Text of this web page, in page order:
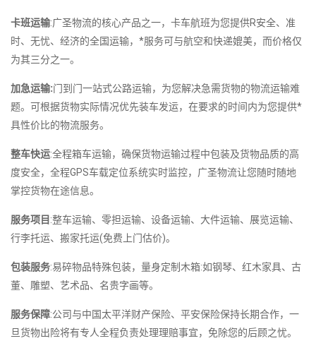
卡班运输:广圣物流的核心产品之一，卡车航班为您提供R安全、准
时、无忧、经济的全国运输，*服务可与航空和快递媲美，而价格仅
为其三分之一。
加急运输:门到门一站式公路运输，为您解决急需货物的物流运输难
题。可根据货物实际情况优先装车发运，在要求的时间内为您提供*
具性价比的物流服务。
整车快运:全程箱车运输，确保货物运输过程中包装及货物品质的高
度安全，全程GPS车载定位系统实时监控，广圣物流让您随时随地
掌控货物在途信息。
服务项目 :整车运输、零担运输、设备运输、大件运输、展览运输、
行李托运、搬家托运(免费上门估价)。
包装服务:易碎物品特殊包装，量身定制木箱:如钢琴、红木家具、古
董、雕塑、艺术品、名贵字画等。
服务保障:公司与中国太平洋财产保险、平安保险保持长期合作，一
旦货物出险将有专人全程负责处理理赔事宜，免除您的后顾之忧。